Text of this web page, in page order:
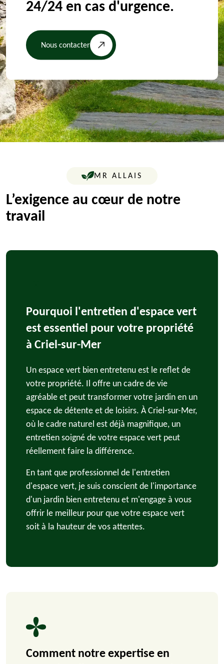
24/24 en cas d'urgence.
Nous contacter
MR ALLAIS
L’exigence au cœur de notre
travail
Pourquoi l'entretien d'espace vert
est essentiel pour votre propriété
à Criel-sur-Mer
Un espace vert bien entretenu est le reflet de
votre propriété. Il offre un cadre de vie
agréable et peut transformer votre jardin en un
espace de détente et de loisirs. À Criel-sur-Mer,
où le cadre naturel est déjà magnifique, un
entretien soigné de votre espace vert peut
réellement faire la différence.
En tant que professionnel de l'entretien
d'espace vert, je suis conscient de l'importance
d'un jardin bien entretenu et m'engage à vous
offrir le meilleur pour que votre espace vert
soit à la hauteur de vos attentes.
Comment notre expertise en